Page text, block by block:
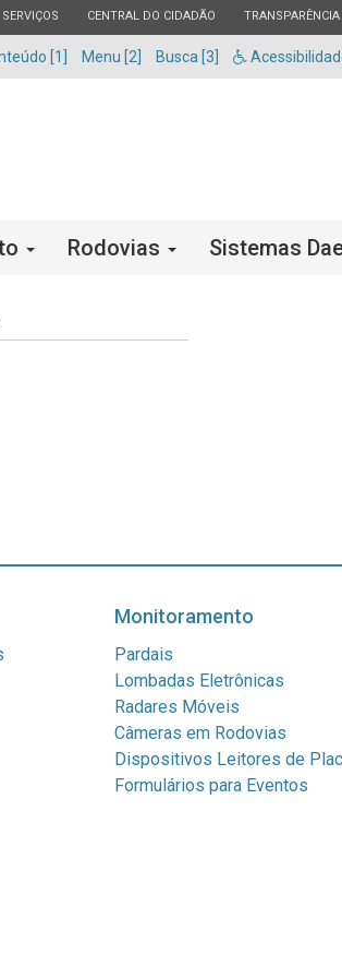
ESTADO
SERVIÇOS ESTADO
CENTRAL DO CIDADÃO ESTADO
TRANSPARÊNCIA
[1] Menu [2] Busca [3]
Rodovias Sistemas
Monitoramento
Pardais
Lombadas Eletrônicas
Radares Móveis
Câmeras em Rodovias
Dispositivos Leitores de
Formulários para Eventos